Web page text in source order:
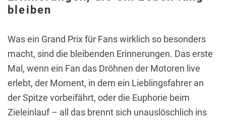
bleiben
Was ein Grand Prix für Fans wirklich so besonders
macht, sind die bleibenden Erinnerungen. Das erste
Mal, wenn ein Fan das Dröhnen der Motoren live
erlebt, der Moment, in dem ein Lieblingsfahrer an
der Spitze vorbeifährt, oder die Euphorie beim
Zieleinlauf – all das brennt sich unauslöschlich ins